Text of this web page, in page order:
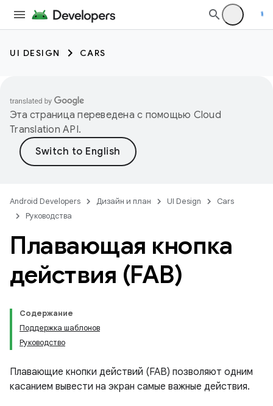
UI DESIGN CARS
Эта страница переведена с помощью Cloud
Translation API.
Android Developers Дизайн и план UI Design
Cars
Руководства
Плавающая кнопка
действия (FAB)
Содержание
Поддержка шаблонов
Руководство
Плавающие кнопки действий (FAB) позволяют одним
касанием вывести на экран самые важные действия.